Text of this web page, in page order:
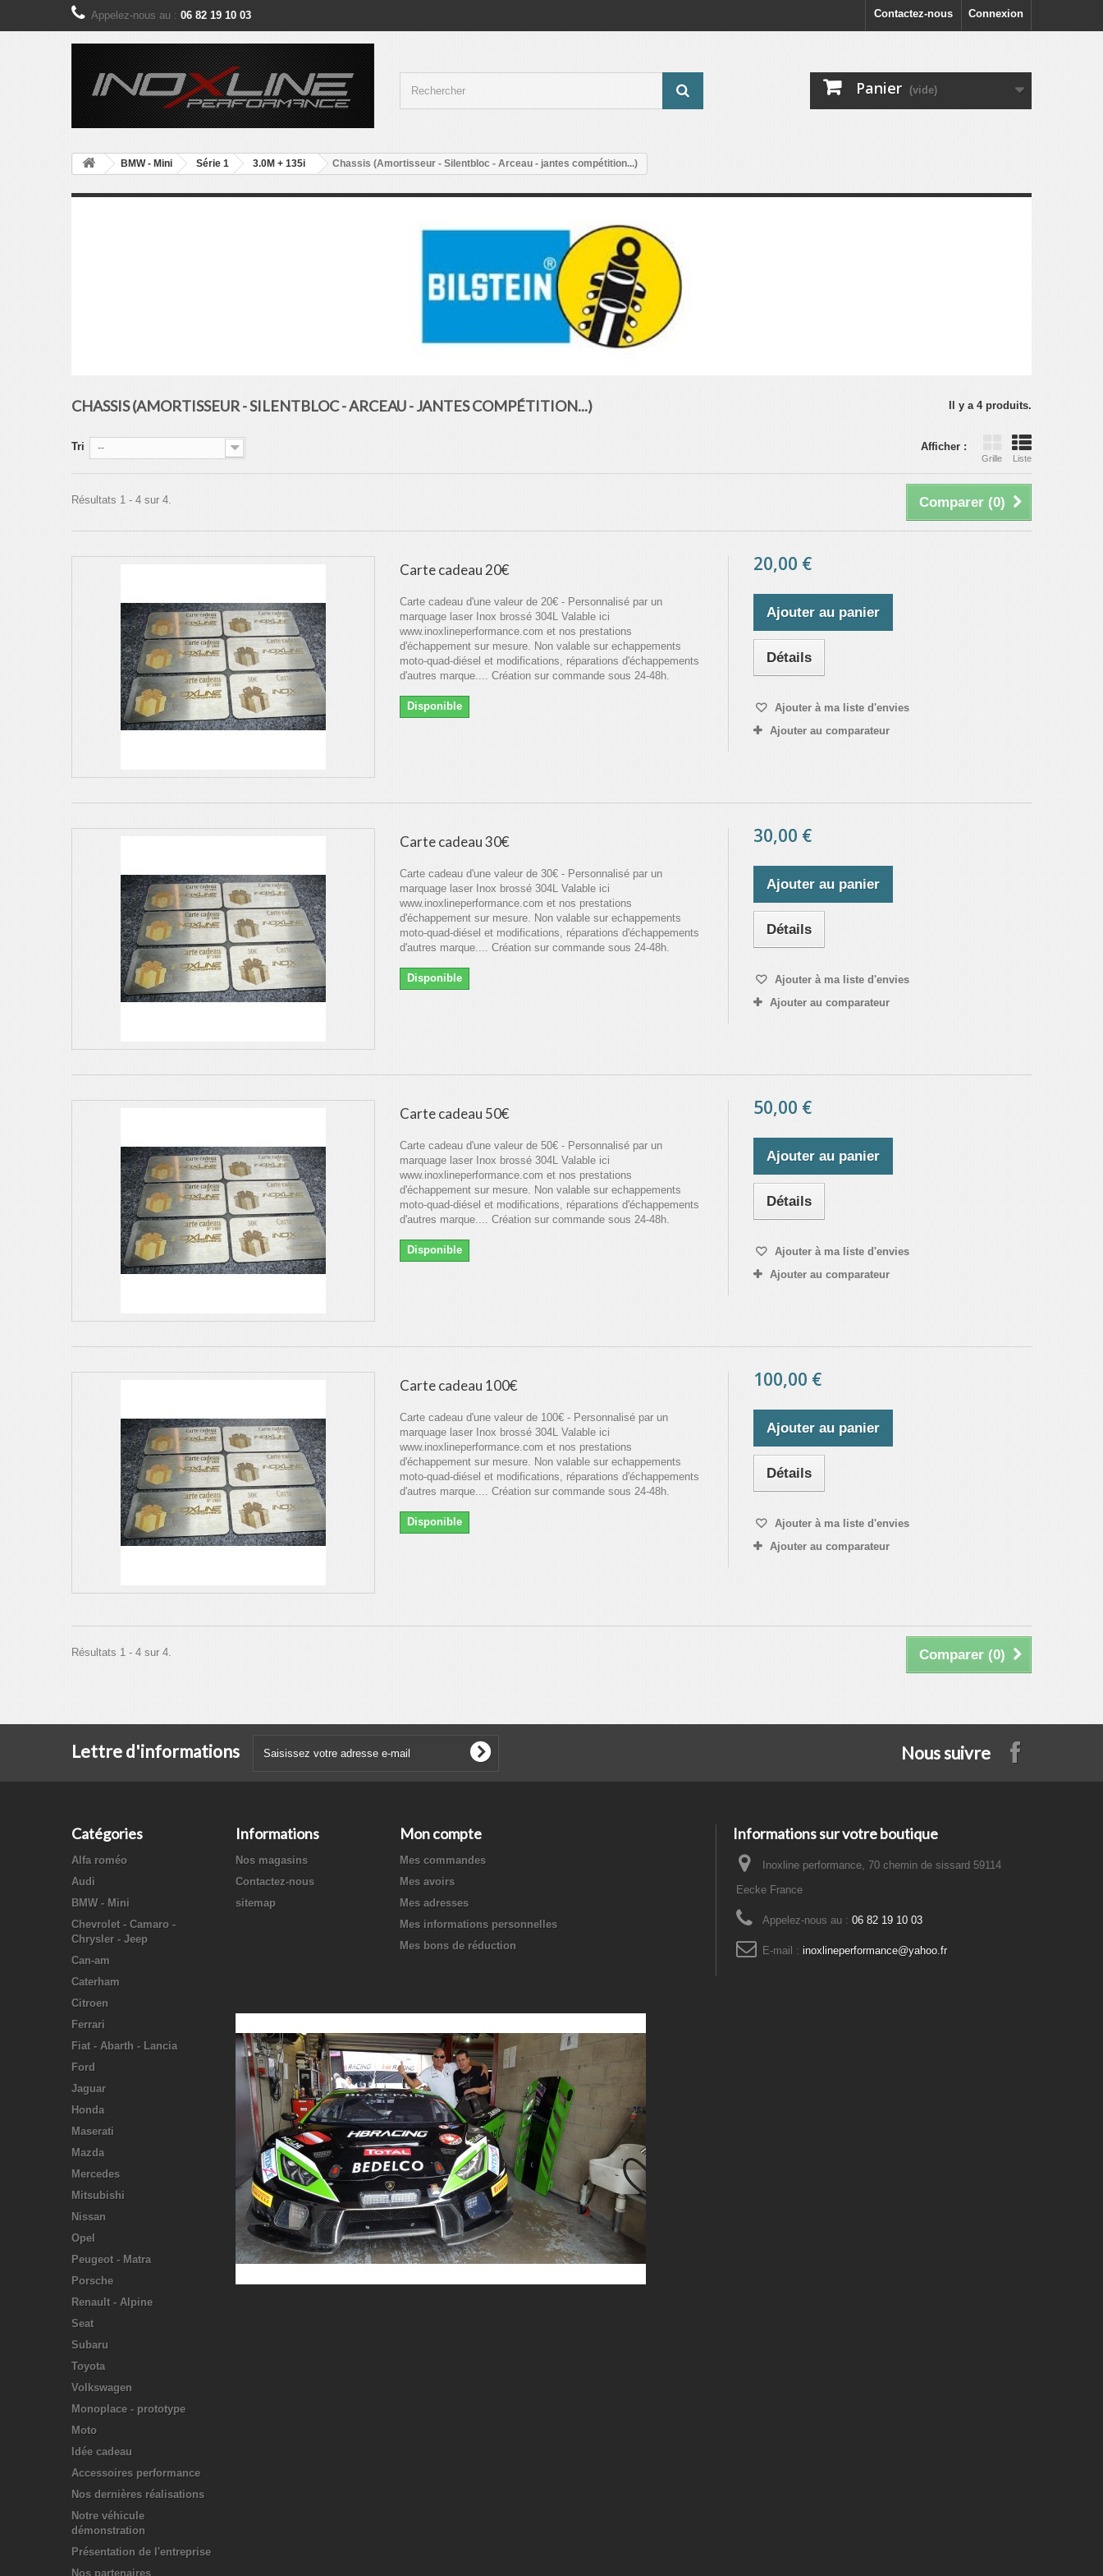
Connexion
Contactez-nous
Appelez-nous au : 06 82 19 10 03
Panier (vide)
BMW - Mini Série 1 3.0M + 135i Chassis (Amortisseur - Silentbloc - Arceau - jantes compétition...)
CHASSIS (AMORTISSEUR - SILENTBLOC - ARCEAU - JANTES COMPÉTITION...) Il y a 4 produits.
Afficher :
Grille Liste
Tri --
Comparer (0)
Résultats 1 - 4 sur 4.
Carte cadeau 20€
Carte cadeau d'une valeur de 20€ - Personnalisé par un
marquage laser Inox brossé 304L Valable ici
www.inoxlineperformance.com et nos prestations
d'échappement sur mesure. Non valable sur echappements
moto-quad-diésel et modifications, réparations d'échappements
d'autres marque.... Création sur commande sous 24-48h.
Disponible
20,00 €
Ajouter au panier
Détails
Ajouter à ma liste d'envies
Ajouter au comparateur
Carte cadeau 30€
Carte cadeau d'une valeur de 30€ - Personnalisé par un
marquage laser Inox brossé 304L Valable ici
www.inoxlineperformance.com et nos prestations
d'échappement sur mesure. Non valable sur echappements
moto-quad-diésel et modifications, réparations d'échappements
d'autres marque.... Création sur commande sous 24-48h.
Disponible
30,00 €
Ajouter au panier
Détails
Ajouter à ma liste d'envies
Ajouter au comparateur
Carte cadeau 50€
Carte cadeau d'une valeur de 50€ - Personnalisé par un
marquage laser Inox brossé 304L Valable ici
www.inoxlineperformance.com et nos prestations
d'échappement sur mesure. Non valable sur echappements
moto-quad-diésel et modifications, réparations d'échappements
d'autres marque.... Création sur commande sous 24-48h.
Disponible
50,00 €
Ajouter au panier
Détails
Ajouter à ma liste d'envies
Ajouter au comparateur
Carte cadeau 100€
Carte cadeau d'une valeur de 100€ - Personnalisé par un
marquage laser Inox brossé 304L Valable ici
www.inoxlineperformance.com et nos prestations
d'échappement sur mesure. Non valable sur echappements
moto-quad-diésel et modifications, réparations d'échappements
d'autres marque.... Création sur commande sous 24-48h.
Disponible
100,00 €
Ajouter au panier
Détails
Ajouter à ma liste d'envies
Ajouter au comparateur
Comparer (0)
Résultats 1 - 4 sur 4.
Lettre d'informations Nous suivre
Catégories
Alfa roméo
Audi
BMW - Mini
Chevrolet - Camaro -
Chrysler - Jeep
Can-am
Caterham
Citroen
Ferrari
Fiat - Abarth - Lancia
Ford
Jaguar
Honda
Maserati
Mazda
Mercedes
Mitsubishi
Nissan
Opel
Peugeot - Matra
Porsche
Renault - Alpine
Seat
Subaru
Toyota
Volkswagen
Monoplace - prototype
Moto
Idée cadeau
Accessoires performance
Nos dernières réalisations
Notre véhicule
démonstration
Présentation de l'entreprise
Nos partenaires
Informations
Nos magasins
Contactez-nous
sitemap
Mon compte
Mes commandes
Mes avoirs
Mes adresses
Mes informations personnelles
Mes bons de réduction
Informations sur votre boutique
Inoxline performance, 70 chemin de sissard 59114
Eecke France
Appelez-nous au : 06 82 19 10 03
E-mail : inoxlineperformance@yahoo.fr